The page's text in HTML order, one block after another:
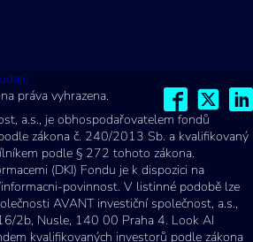
práva vyhrazena.
a.s., je obhospodařovatelem fondů
zákona č. 240/2013 Sb. a kvalifikovaný
podle § 272 tohoto zákona.
(DKI) Fondu je k dispozici na
povinnost. V listinné podobě lze
AVANT investiční společnost, a.s.,
2b, Nusle, 140 00 Praha 4. Look AI
kvalifikovaných investorů podle zákona